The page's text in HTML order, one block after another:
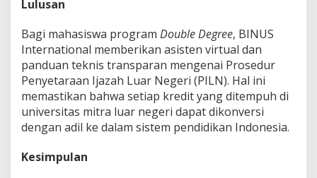
Lulusan
Bagi mahasiswa program Double Degree, BINUS
International memberikan asisten virtual dan
panduan teknis transparan mengenai Prosedur
Penyetaraan Ijazah Luar Negeri (PILN). Hal ini
memastikan bahwa setiap kredit yang ditempuh di
universitas mitra luar negeri dapat dikonversi
dengan adil ke dalam sistem pendidikan Indonesia.
Kesimpulan